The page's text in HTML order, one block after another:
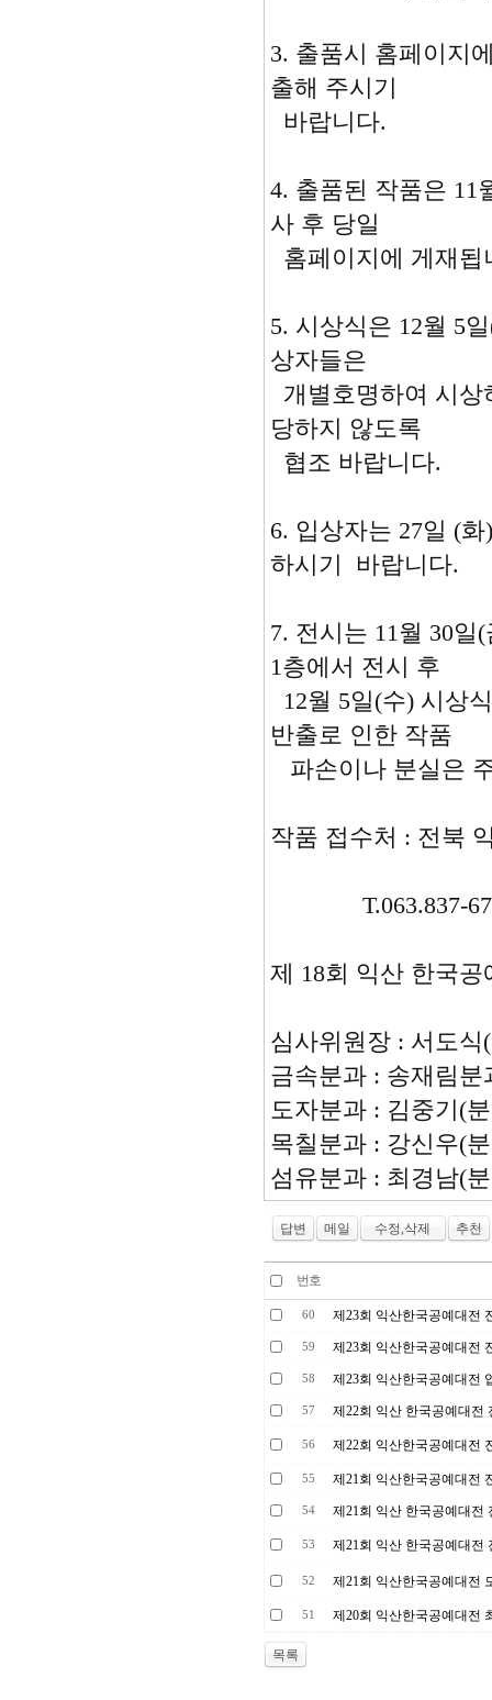
3. 출품시 홈페이지
출해 주시기
바랍니다.
4. 출품된 작품은 11
사 후 당일
홈페이지에 게재됩
5. 시상식은 12월 5
상자들은
개별호명하여 시
당하지 않도록
협조 바랍니다.
6. 입상자는 27일 (
하시기 바랍니다.
7. 전시는 11월 30일
1층에서 전시 후
12월 5일(수) 시상
반출로 인한 작품
파손이나 분실은
작품 접수처 : 전북
T.063.837-6767
제 18회 익산 한국
심사위원장 : 서도식
금속분과 : 송재림
도자분과 : 김중기(
목칠분과 : 강신우(
섬유분과 : 최경남(
답변 메일 수정,삭제 추천
번호
60 제23회 익산한국공예대전
59 제23회 익산한국공예대전
58 제23회 익산한국공예대전
57 제22회 익산 한국공예대전
56 제22회 익산한국공예대전
55 제21회 익산한국공예대전
54 제21회 익산 한국공예대전
53 제21회 익산 한국공예대전
52 제21회 익산한국공예대전
51 제20회 익산한국공예대전
목록